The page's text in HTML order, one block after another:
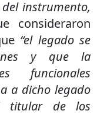
instrumento,
consideraron
“el legado se
y que la
funcionales
a dicho legado
titular de los